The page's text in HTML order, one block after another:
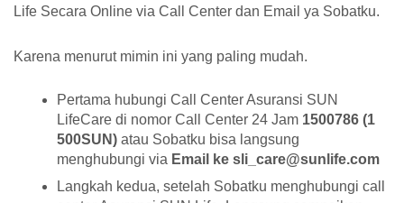
Life Secara Online via Call Center dan Email ya Sobatku.
Karena menurut mimin ini yang paling mudah.
Pertama hubungi Call Center Asuransi SUN
LifeCare di nomor Call Center 24 Jam 1500786 (1
500SUN) atau Sobatku bisa langsung
menghubungi via Email ke sli_care@sunlife.com
Langkah kedua, setelah Sobatku menghubungi call